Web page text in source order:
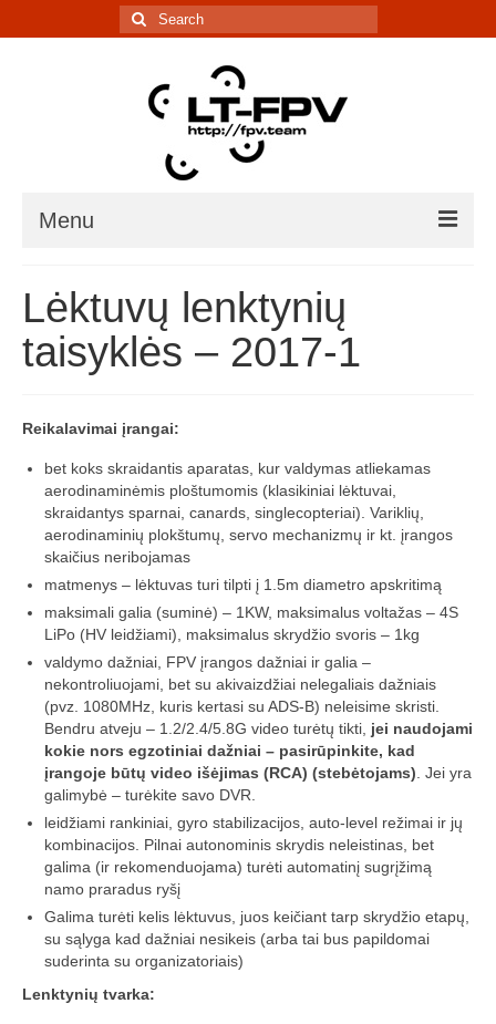
Search
for:
Menu
5.8G kanalų skaičiuoklė
Laiko matavimo sistema
Lenktynės/renginiai
„Savaitės lyga”
Lėktuvų susitikimų taisyklės/dažnių lentelė
LT-FPV
LT-FPV Komanda
Komandos logo
Nuorodos
Draugai
Archyvas
2016 Pirmos lenktynės
Taisyklės
Trasos schema
Lėktuvų lenktynių
taisyklės – 2017-1
Reikalavimai įrangai:
bet koks skraidantis aparatas, kur valdymas atliekamas
aerodinaminėmis ploštumomis (klasikiniai lėktuvai,
skraidantys sparnai, canards, singlecopteriai). Variklių,
aerodinaminių plokštumų, servo mechanizmų ir kt. įrangos
skaičius neribojamas
matmenys – lėktuvas turi tilpti į 1.5m diametro apskritimą
maksimali galia (suminė) – 1KW, maksimalus voltažas – 4S
LiPo (HV leidžiami), maksimalus skrydžio svoris – 1kg
valdymo dažniai, FPV įrangos dažniai ir galia –
nekontroliuojami, bet su akivaizdžiai nelegaliais dažniais
(pvz. 1080MHz, kuris kertasi su ADS-B) neleisime skristi.
Bendru atveju – 1.2/2.4/5.8G video turėtų tikti, jei naudojami
kokie nors egzotiniai dažniai – pasirūpinkite, kad
įrangoje būtų video išėjimas (RCA) (stebėtojams) . Jei yra
galimybė – turėkite savo DVR.
leidžiami rankiniai, gyro stabilizacijos, auto-level režimai ir jų
kombinacijos. Pilnai autonominis skrydis neleistinas, bet
galima (ir rekomenduojama) turėti automatinį sugrįžimą
namo praradus ryšį
Galima turėti kelis lėktuvus, juos keičiant tarp skrydžio etapų,
su sąlyga kad dažniai nesikeis (arba tai bus papildomai
suderinta su organizatoriais)
Lenktynių tvarka: